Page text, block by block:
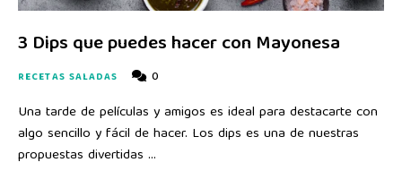
3 Dips que puedes hacer con Mayonesa
RECETAS SALADAS 0
Una tarde de películas y amigos es ideal para destacarte con
algo sencillo y fácil de hacer. Los dips es una de nuestras
propuestas divertidas …